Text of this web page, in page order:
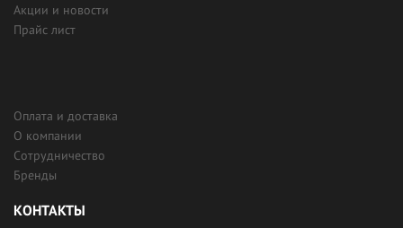
Акции и новости
Прайс лист
Оплата и доставка
О компании
Сотрудничество
Бренды
КОНТАКТЫ